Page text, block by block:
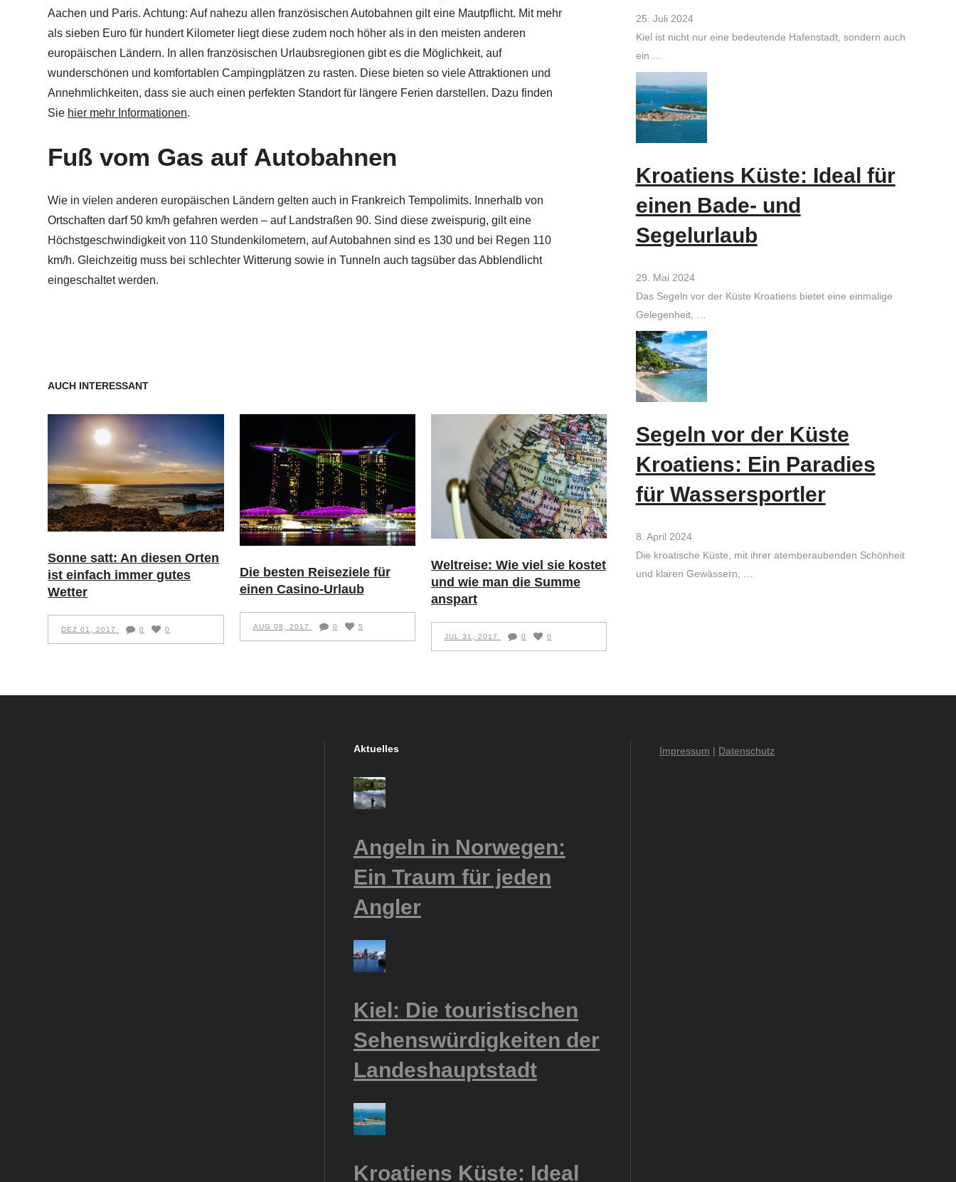
Aachen und Paris. Achtung: Auf nahezu allen französischen Autobahnen gilt eine Mautpflicht. Mit mehr
als sieben Euro für hundert Kilometer liegt diese zudem noch höher als in den meisten anderen
europäischen Ländern. In allen französischen Urlaubsregionen gibt es die Möglichkeit, auf
wunderschönen und komfortablen Campingplätzen zu rasten. Diese bieten so viele Attraktionen und
Annehmlichkeiten, dass sie auch einen perfekten Standort für längere Ferien darstellen. Dazu finden
Sie hier mehr Informationen.
Fuß vom Gas auf Autobahnen
Wie in vielen anderen europäischen Ländern gelten auch in Frankreich Tempolimits. Innerhalb von
Ortschaften darf 50 km/h gefahren werden – auf Landstraßen 90. Sind diese zweispurig, gilt eine
Höchstgeschwindigkeit von 110 Stundenkilometern, auf Autobahnen sind es 130 und bei Regen 110
km/h. Gleichzeitig muss bei schlechter Witterung sowie in Tunneln auch tagsüber das Abblendlicht
eingeschaltet werden.
AUCH INTERESSANT
Sonne satt: An diesen Orten
ist einfach immer gutes
Wetter
DEZ 01, 2017 0 0
Die besten Reiseziele für
einen Casino-Urlaub
AUG 08, 2017 0 5
Weltreise: Wie viel sie kostet
und wie man die Summe
anspart
JUL 31, 2017 0 0
25. Juli 2024
Kiel ist nicht nur eine bedeutende Hafenstadt, sondern auch
ein …
Kroatiens Küste: Ideal für
einen Bade- und
Segelurlaub
29. Mai 2024
Das Segeln vor der Küste Kroatiens bietet eine einmalige
Gelegenheit, …
Segeln vor der Küste
Kroatiens: Ein Paradies
für Wassersportler
8. April 2024
Die kroatische Küste, mit ihrer atemberaubenden Schönheit
und klaren Gewässern, …
Aktuelles
Angeln in Norwegen:
Ein Traum für jeden
Angler
Kiel: Die touristischen
Sehenswürdigkeiten der
Landeshauptstadt
Kroatiens Küste: Ideal
Impressum | Datenschutz